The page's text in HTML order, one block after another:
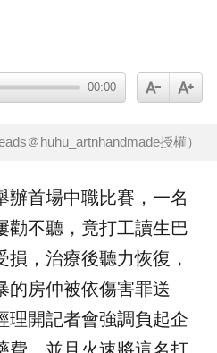
00:00
＠huhu_artnhandmade授權）
辦首場中職比賽，一名
勸不聽，竟打工讀生巴
，治療後聽力恢復，
的房仲被依傷害罪送
理開記者會強調負起企